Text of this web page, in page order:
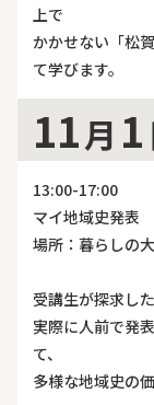
上で
かかせない「松
て学びます。
11月 1
13:00-17:00
マイ地域史発表
場所：暮らしの
受講生が探求し
実際に人前で発
て、
多様な地域史の